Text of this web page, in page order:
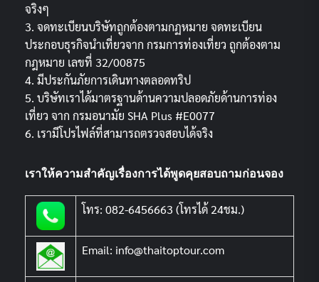
จริงๆ
3. จดทะเบียนบริษัทถูกต้องตามกฏหมาย จดทะเบียน
ประกอบธุรกิจนำเที่ยวจาก กรมการท่องเที่ยว ถูกต้องตาม
กฎหมาย เลขที่ 32/00875
4. มีประกันภัยการเดินทางตลอดทริป
5. บริษัทเราได้มาตรฐานด้านความปลอดภัยด้านการท่อง
เที่ยว จาก กรมอนามัย SHA Plus #E0077
6. เรามีโปรไฟล์ที่สามารถตรวจสอบได้จริง
เราให้ความสำคัญเรื่องการได้พูดคุยสอบถามก่อนจอง
โทร: 082-6456663 (โทรได้ 24ชม.)
Email: info@thaitoptour.com